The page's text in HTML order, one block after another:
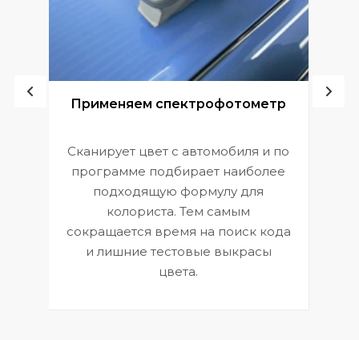
Применяем спектрофотометр
Сканирует цвет с автомобиля и по
программе подбирает наиболее
подходящую формулу для
колориста. Тем самым
сокращается время на поиск кода
и лишние тестовые выкрасы
цвета.